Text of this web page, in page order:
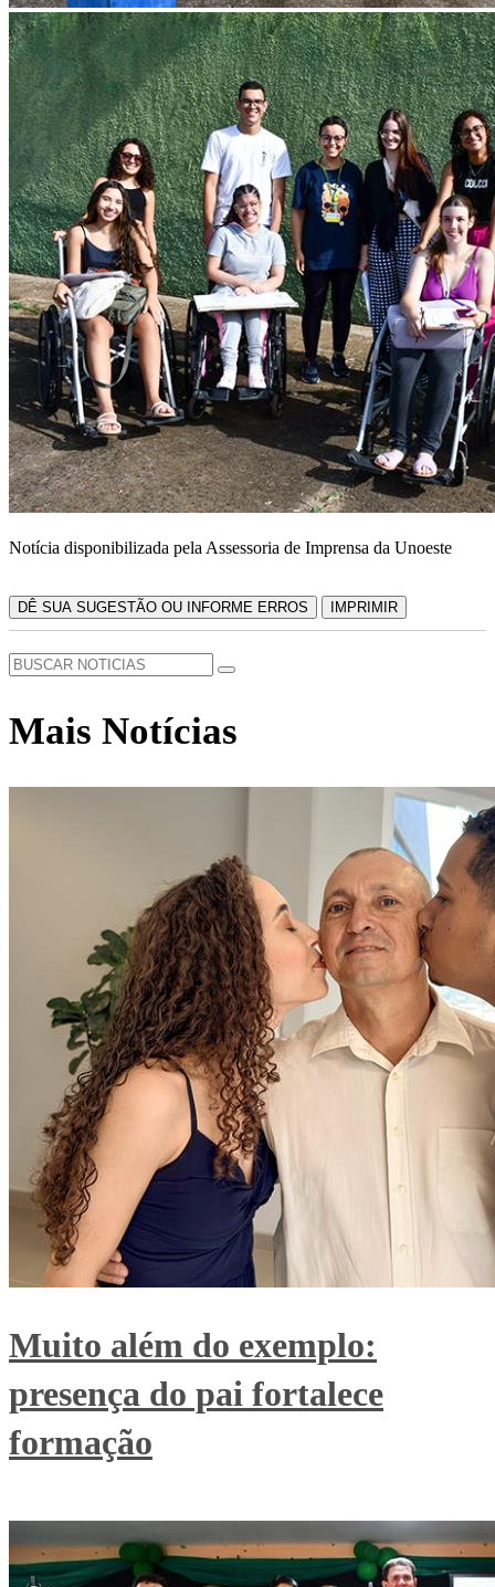
Notícia disponibilizada pela Assessoria de Imprensa da Unoeste
DÊ SUA SUGESTÃO OU INFORME ERROS IMPRIMIR
Mais Notícias
Muito além do exemplo:
presença do pai fortalece
formação